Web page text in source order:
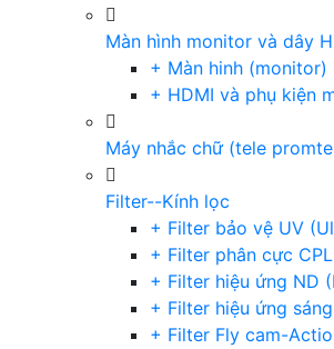
Màn hình monitor và dây
+ Màn hinh (monitor)
+ HDMI và phụ kiện
Máy nhắc chữ (tele
Filter--Kính lọc
+ Filter bảo vệ UV
+ Filter phân cực
+ Filter hiệu ứng ND
+ Filter hiệu ứng
+ Filter Fly cam-